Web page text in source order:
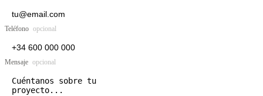
Teléfono opcional
Mensaje opcional